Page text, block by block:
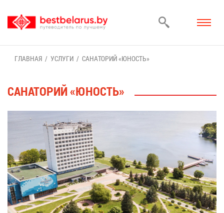
ГЛАВ­НАЯ УСЛУ­ГИ СА­НА­ТО­РИЙ «ЮНОСТЬ»
СА­НА­ТО­РИЙ «ЮНОСТЬ»